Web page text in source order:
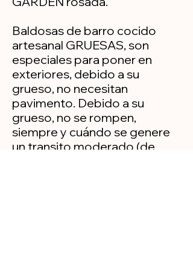
Baldosas de barro cocido
artesanal GRUESAS, son
especiales para poner en
exteriores, debido a su
grueso, no necesitan
pavimento. Debido a su
grueso, no se rompen,
siempre y cuándo se genere
un transito moderado (de